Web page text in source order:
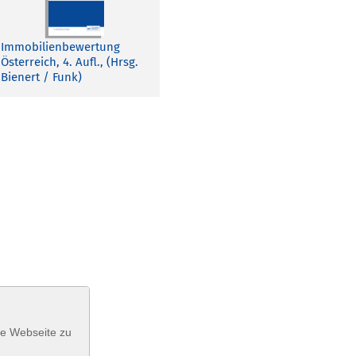
Immobilienbewertung
Österreich, 4. Aufl., (Hrsg.
Bienert / Funk)
Webseite zu